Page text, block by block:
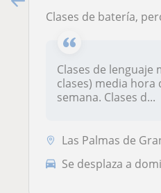
Clases de batería, percusión clásica,
Clases de lenguaje
clases) media hora
semana. Clases d...
Las Palmas de
Se desplaza a